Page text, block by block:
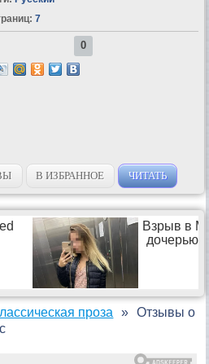
7
0
В ИЗБРАННОЕ ЧИТАТЬ
проза
Отзывы о